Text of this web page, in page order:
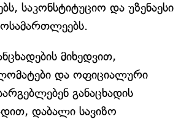
საკონსტიტუციო და უზენაესი
მიხედვით,
და ოფიციალური
განაცხადის
დაბალი სავიზო